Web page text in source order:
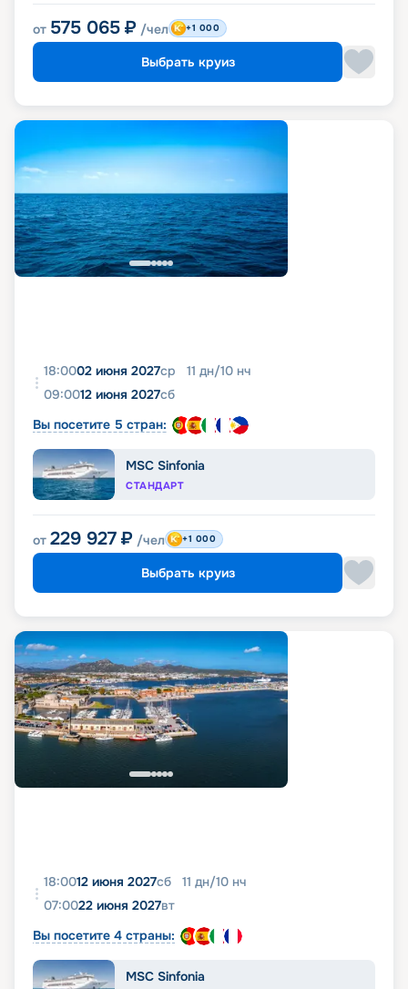
от 575 065 ₽ /чел +1 000
Выбрать круиз
18:0002 июня 2027ср 11 дн/10 нч
09:0012 июня 2027сб
Вы посетите 5 стран:
MSC Sinfonia
СТАНДАРТ
от 229 927 ₽ /чел +1 000
Выбрать круиз
18:0012 июня 2027сб 11 дн/10 нч
07:0022 июня 2027вт
Вы посетите 4 страны:
MSC Sinfonia